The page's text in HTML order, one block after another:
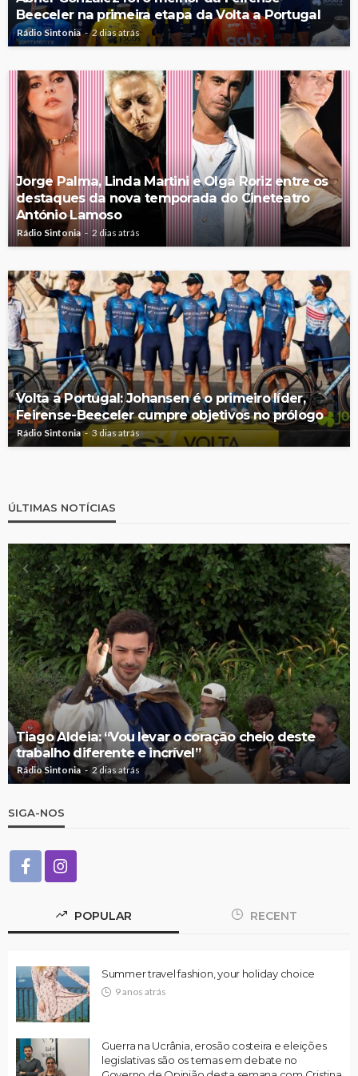
Beeceler na primeira etapa da Volta a Portugal
Rádio Sintonia 2 dias atrás
Jorge Palma, Linda Martini e Olga Roriz entre os
destaques da nova temporada do Cineteatro
António Lamoso
Rádio Sintonia 2 dias atrás
Volta a Portugal: Johansen é o primeiro líder,
Feirense-Beeceler cumpre objetivos no prólogo
Rádio Sintonia 3 dias atrás
ÚLTIMAS NOTÍCIAS
Tiago Aldeia: “Vou levar o coração cheio deste
trabalho diferente e incrível”
Rádio Sintonia 2 dias atrás
SIGA-NOS
POPULAR RECENT
Summer travel fashion, your holiday choice
9 anos atrás
Guerra na Ucrânia, erosão costeira e eleições
legislativas são os temas em debate no